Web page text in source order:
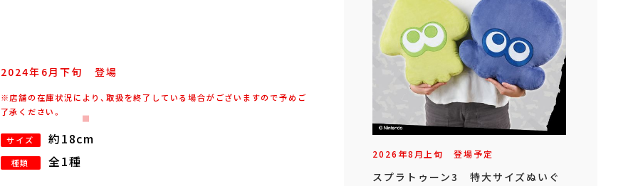
2024年 6月下旬 登場
※店舗の在庫状況により、取扱を終了している場合がございますので予めご
了承ください。
サイズ 約18cm
種類 全1種 2026年8月上旬 登場予定
スプラトゥーン3 特大サイズぬいぐ